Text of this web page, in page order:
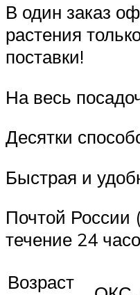
В один заказ
растения
поставки!
На весь
Десятки
Быстрая и
Почтой России
течение 24
Возраст